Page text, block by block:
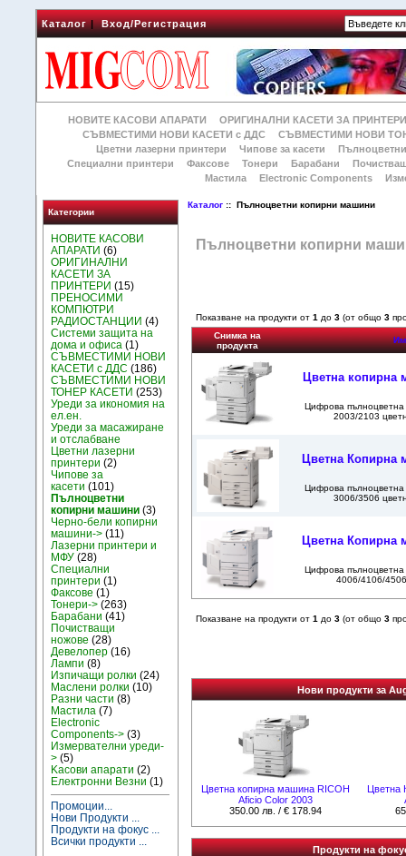
Каталог|Вход/Регистрация
НОВИТЕ КАСОВИ АПАРАТИ
ОРИГИНАЛНИ КАСЕТИ ЗА
СЪВМЕСТИМИ НОВИ КАСЕТИ с ДДС
СЪВМЕСТИМИ НОВИ
Цветни лазерни принтери
Чипове за касети
Специални принтери
Факсове Тонери Барабани
Мастила
Electronic Components
Категории
НОВИТЕ КАСОВИ
АПАРАТИ (6)
ОРИГИНАЛНИ
КАСЕТИ ЗА
ПРИНТЕРИ (15)
ПРЕНОСИМИ
КОМПЮТРИ
РАДИОСТАНЦИИ (4)
Системи защита на
дома и офиса (1)
СЪВМЕСТИМИ НОВИ
КАСЕТИ с ДДС (186)
СЪВМЕСТИМИ НОВИ
ТОНЕР КАСЕТИ (253)
Уреди за икономия на
ел.ен.
Уреди за масажиране
и отслабване
Цветни лазерни
принтери (2)
Чипове за
касети (101)
Пълноцветни
копирни машини (3)
Черно-бели копирни
машини-> (11)
Лазерни принтери и
МФУ (28)
Специални
принтери (1)
Факсове (1)
Тонери-> (263)
Барабани (41)
Почистващи
ножове (28)
Девелопер (16)
Лампи (8)
Изпичащи ролки (24)
Маслени ролки (10)
Разни части (8)
Мастила (7)
Electronic
Components-> (3)
Измервателни уреди-
> (5)
Kасови апарати (2)
Електронни Везни (1)
Промоции...
Нови Продукти ...
Продукти на фокус ...
Всички продукти ...
Каталог :: Пълноцветни копирни машини
Пълноцветни копирни
Показване на продукти от 1 до 3(от общо 3
Снимка на
продукта
Цветна копирна
Цифрова
2003/2103
Цветна Копирна
Цифрова
3006/3506
Цветна Копирна
Цифрова
4006/4106/
Показване на продукти от 1 до 3(от общо 3
Нови продукти за
Цветна копирна машина RICOH
Aficio Color 2003
350.00 лв. / € 178.94
Цветна
Продукти на